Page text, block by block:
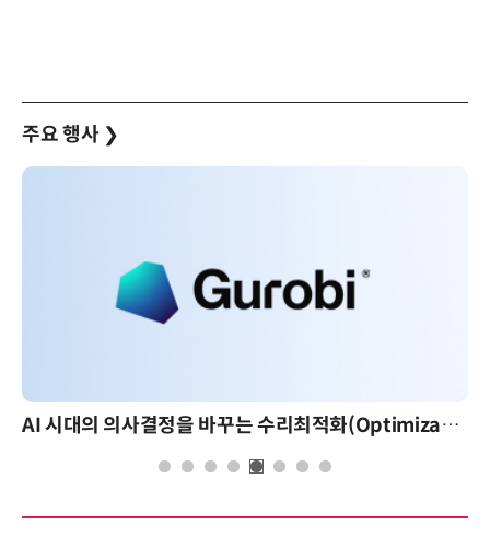
주요 행사 ❯
AI 시대의 의사결정을 바꾸는 수리최적화(Optimization): 실제 산업 적용 사례와 활용 전략 AI 핀옵스 실전 세미나